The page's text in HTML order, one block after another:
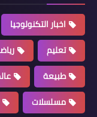
اخبار التكنولوجيا
تعليم
طبيعة
مسلسلات